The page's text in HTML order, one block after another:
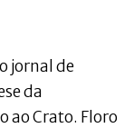
jornal de
da
ao Crato. Floro